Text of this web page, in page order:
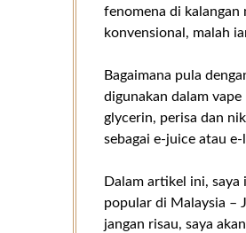
fenomena di kalangan
konvensional, malah
Bagaimana pula
digunakan dalam
glycerin, perisa dan
sebagai e-juice atau
Dalam artikel ini,
popular di Malaysia –
jangan risau, saya